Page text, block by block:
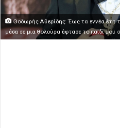
Θοδωρής Αθερίδης: Έως τα εννέα έτη
μέσα σε μια θολούρα έφτασε το παιδί μου